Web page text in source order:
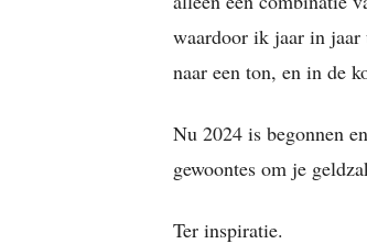
waardoor ik jaar in jaar
naar een ton, en in de
Nu 2024 is begonnen
gewoontes om je
Ter inspiratie.